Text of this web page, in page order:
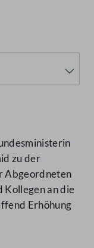
zu der
Abgeordneten
Kollegen an die
Erhöhung